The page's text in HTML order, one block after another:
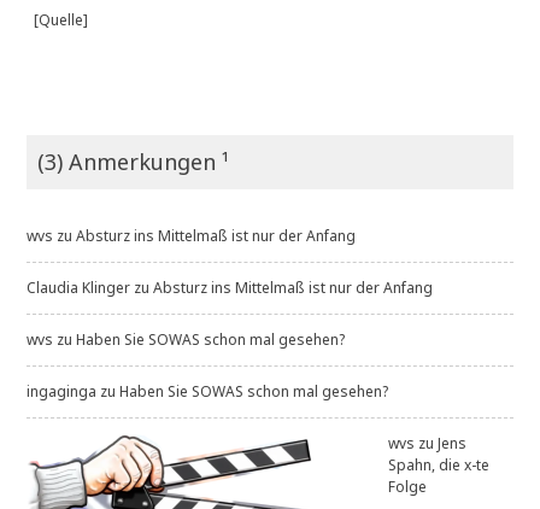
[Quelle]
(3) Anmerkungen ¹
wvs zuAbsturz ins Mittelmaß ist nur der Anfang
Claudia Klinger zuAbsturz ins Mittelmaß ist nur der Anfang
wvs zuHaben Sie SOWAS schon mal gesehen?
ingaginga zuHaben Sie SOWAS schon mal gesehen?
wvs zuJens
Spahn, die x-te
Folge